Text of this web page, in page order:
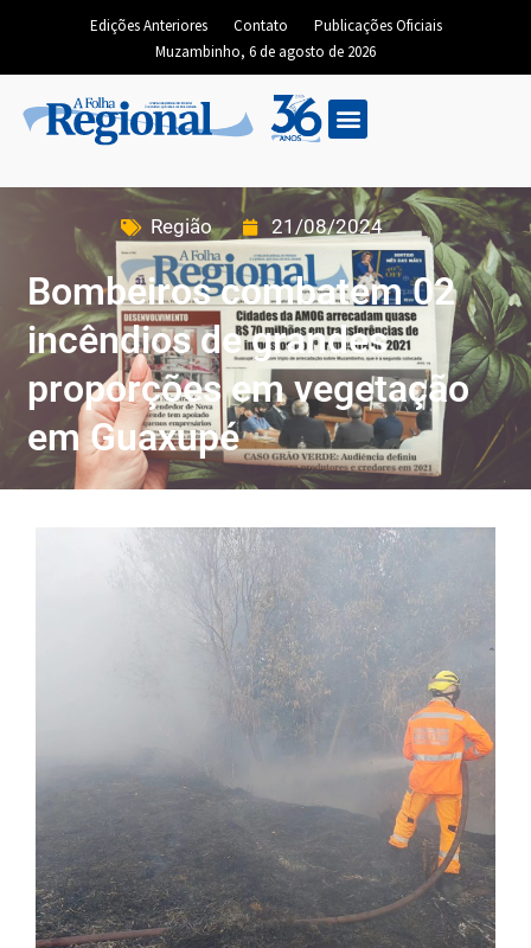
Edições Anteriores Contato
Publicações Oficiais
Muzambinho, 6 de agosto de 2026
Região 21/08/2024
Bombeiros combatem 02
incêndios de grandes
proporções em vegetação
em Guaxupé